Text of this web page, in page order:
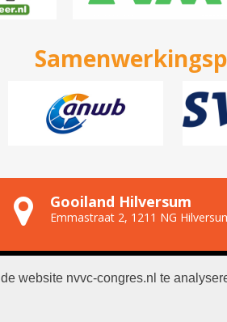
website nvvc-congres.nl te
Gooiland Hilversum
Emmastraat 2, 1211 NG
|Algemene voorwaarden|